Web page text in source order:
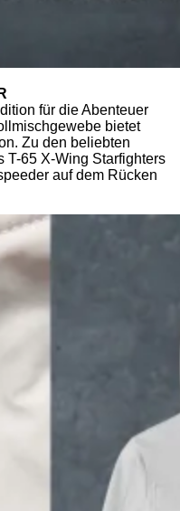
für die Abenteuer
bietet
Zu den beliebten
T-65 X-Wing Starfighters
auf dem Rücken